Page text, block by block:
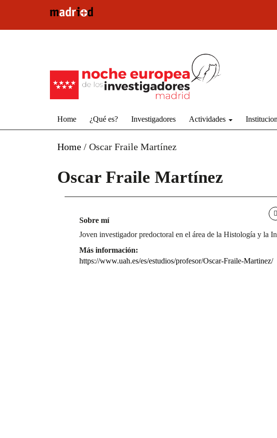
Home ¿Qué es? Investigadores Actividades
Home / Oscar Fraile Martínez
Oscar Fraile Martínez
Sobre mí
Joven investigador predoctoral en el área de la Histología y la
Más información:
https://www.uah.es/es/estudios/profesor/Oscar-Fraile-Martinez/